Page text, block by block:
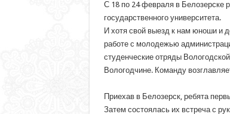
С 18 по 24 февраля в Белозерске
государственного университета.
И хотя свой выезд к нам юноши и
работе с молодежью
студенческие отряды
Вологодчине. Команду
Приехав в Белозерск, ребята
Затем состоялась их встреча с